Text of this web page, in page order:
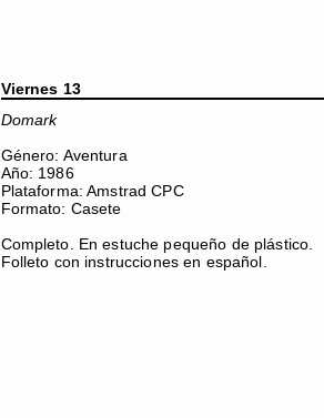
Viernes 13
Domark
Género: Aventura
Año: 1986
Plataforma: Amstrad CPC
Formato: Casete
Completo. En estuche pequeño de plástico.
Folleto con instrucciones en español.